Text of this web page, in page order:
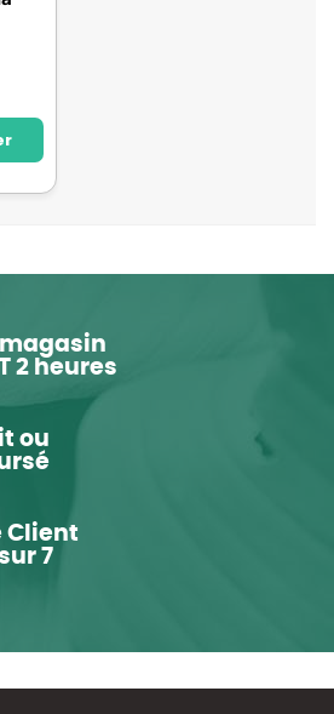
2 heures
ou
Client
7